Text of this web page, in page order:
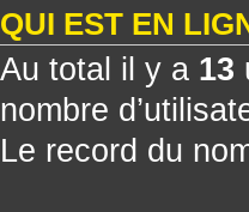
QUI EST EN
Au total il y a 13
nombre
Le record du